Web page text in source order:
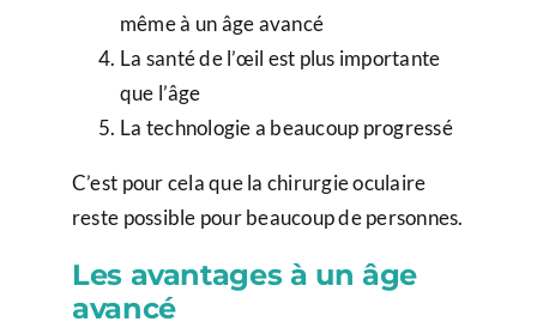
même à un âge avancé
La santé de l’œil est plus importante
que l’âge
La technologie a beaucoup progressé
C’est pour cela que la chirurgie oculaire
reste possible pour beaucoup de personnes.
Les avantages à un âge
avancé